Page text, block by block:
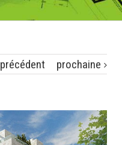
précédent prochaine